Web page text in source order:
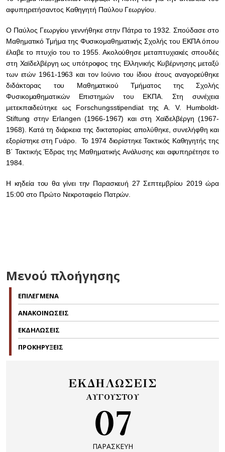
αφυπηρετήσαντος Καθηγητή Παύλου Γεωργίου.
Ο Παύλος Γεωργίου γεννήθηκε στην Πάτρα το 1932. Σπούδασε στο
Μαθηματικό Τμήμα της Φυσικομαθηματικής Σχολής του ΕΚΠΑ όπου
έλαβε το πτυχίο του το 1955. Ακολούθησε μεταπτυχιακές σπουδές
στη Χαϊδελβέργη ως υπότροφος της Ελληνικής Κυβέρνησης μεταξύ
των ετών 1961-1963 και τον Ιούνιο του ίδιου έτους αναγορεύθηκε
διδάκτορας του Μαθηματικού Τμήματος της Σχολής
Φυσικομαθηματικών Επιστημών του ΕΚΠΑ. Στη συνέχεια
μετεκπαιδεύτηκε ως Forschungsstipendiat της A. V. Humboldt-
Stiftung στην Erlangen (1966-1967) και στη Χαϊδελβέργη (1967-
1968). Κατά τη διάρκεια της δικτατορίας απολύθηκε, συνελήφθη και
εξορίστηκε στη Γυάρο. Το 1974 διορίστηκε Τακτικός Καθηγητής της
Β΄ Τακτικής Έδρας της Μαθηματικής Ανάλυσης και αφυπηρέτησε το
1984.
Η κηδεία του θα γίνει την Παρασκευή 27 Σεπτεμβρίου 2019 ώρα
15:00 στο Πρώτο Νεκροταφείο Πατρών.
Μενού πλοήγησης
ΕΠΙΛΕΓΜΕΝΑ
ΑΝΑΚΟΙΝΩΣΕΙΣ
ΕΚΔΗΛΩΣΕΙΣ
ΠΡΟΚΗΡΥΞΕΙΣ
ΕΚΔΗΛΩΣΕΙΣ
ΑΥΓΟΥΣΤΟΥ
07
ΠΑΡΑΣΚΕΥΗ